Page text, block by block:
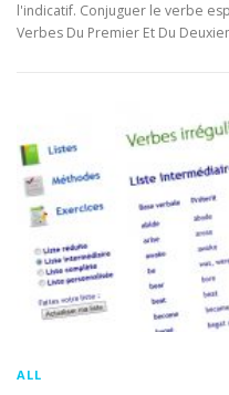
l'indicatif. Conjuguer le verbe
Verbes Du Premier Et Du
ALL